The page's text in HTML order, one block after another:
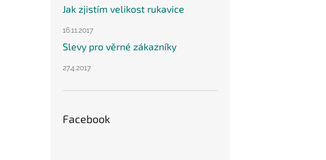
Jak zjistím velikost rukavice
16.11.2017
Slevy pro věrné zákazníky
27.4.2017
Facebook